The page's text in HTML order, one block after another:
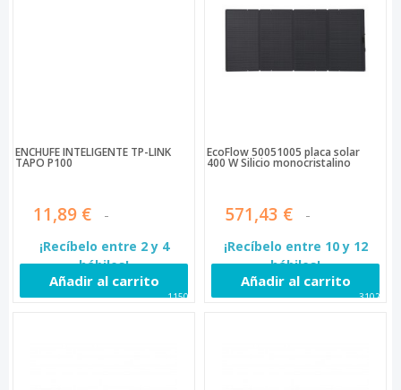
ENCHUFE INTELIGENTE TP-LINK
TAPO P100
11,89 €
¡Recíbelo entre 2 y 4
hábiles!
Añadir al carrito
11509
EcoFlow 50051005 placa solar
400 W Silicio monocristalino
571,43 €
¡Recíbelo entre 10 y 12
hábiles!
Añadir al carrito
31027